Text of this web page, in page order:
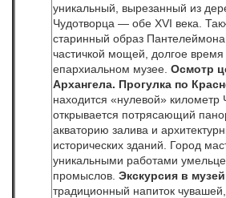
уникальный, вырезанный из
Чудотворца — обе XVI века.
старинный образ
частичкой мощей, долгое
епархиальном музее. Осмотр
Архангела. Прогулка по
находится «нулевой» километр
открывается потрясающий
акваторию залива и
исторических зданий. Город
уникальными работами
промыслов. Экскурсия в
традиционный напиток